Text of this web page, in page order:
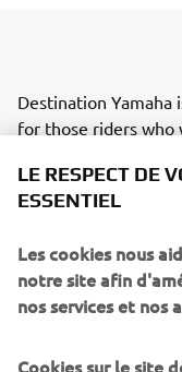
Destination
for those riders who
process, enabling
depending on style
adventure partners
travel dreams
options between
Whilst every rider
LE RESPECT DE
ESSENTIEL
Les cookies nous
notre site afin
nos services et nos
Cookies sur le site